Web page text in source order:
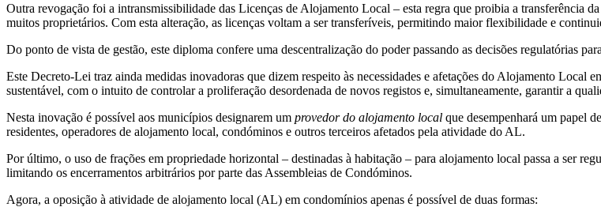
Outra revogação foi a intransmissibilidade das Licenças de Alojamento Local – esta regra que proibia a transferência
muitos proprietários. Com esta alteração, as licenças voltam a ser transferíveis, permitindo maior flexibilidade e
Do ponto de vista de gestão, este diploma confere uma descentralização do poder passando as decisões regulatórias
Este Decreto-Lei traz ainda medidas inovadoras que dizem respeito às necessidades e afetações do Alojamento Local
sustentável, com o intuito de controlar a proliferação desordenada de novos registos e, simultaneamente, garantir a
Nesta inovação é possível aos municípios designarem um provedor do alojamento local que desempenhará um papel
residentes, operadores de alojamento local, condóminos e outros terceiros afetados pela atividade do AL.
Por último, o uso de frações em propriedade horizontal – destinadas à habitação – para alojamento local passa a ser
limitando os encerramentos arbitrários por parte das Assembleias de Condóminos.
Agora, a oposição à atividade de alojamento local (AL) em condomínios apenas é possível de duas formas: